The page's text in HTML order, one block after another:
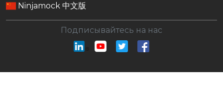
Ninjamock 中文版
Подписывайтесь на нас